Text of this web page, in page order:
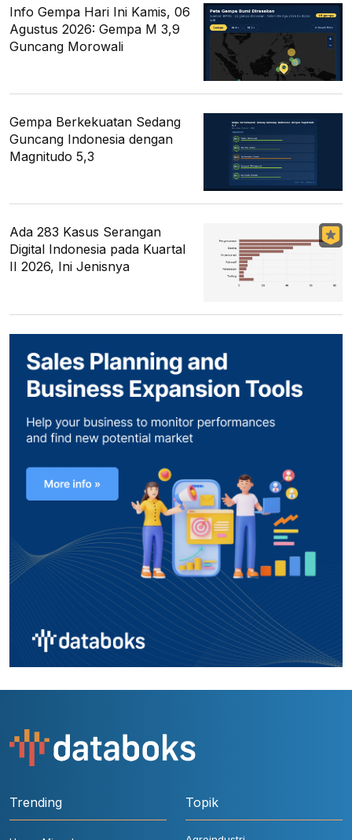
Info Gempa Hari Ini Kamis, 06
Agustus 2026: Gempa M 3,9
Guncang Morowali
Gempa Berkekuatan Sedang
Guncang Indonesia dengan
Magnitudo 5,3
Ada 283 Kasus Serangan
Digital Indonesia pada Kuartal
II 2026, Ini Jenisnya
Trending Topik